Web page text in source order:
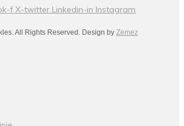
f X-twitter Linkedin-in Instagram
All Rights Reserved. Design by Zemez